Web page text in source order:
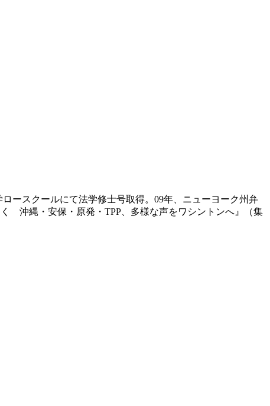
ースクールにて法学修士号取得。09年、ニューヨーク州弁
沖縄・安保・原発・TPP、多様な声をワシントンへ』（集